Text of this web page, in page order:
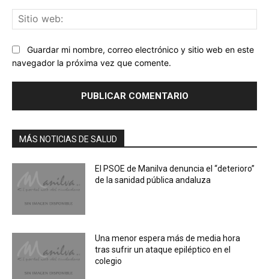
Guardar mi nombre, correo electrónico y sitio web en este
navegador la próxima vez que comente.
MÁS NOTICIAS DE SALUD
El PSOE de Manilva denuncia el “deterioro”
de la sanidad pública andaluza
Una menor espera más de media hora
tras sufrir un ataque epiléptico en el
colegio